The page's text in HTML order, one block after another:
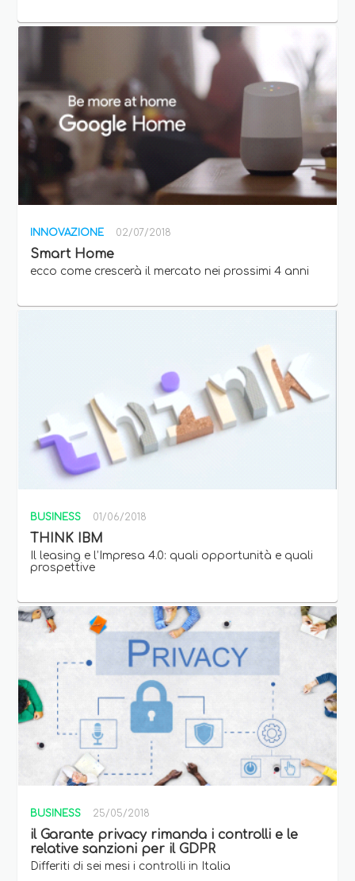
INNOVAZIONE 02/07/2018
Smart Home
ecco come crescerà il mercato nei prossimi 4 anni
BUSINESS 01/06/2018
THINK IBM
Il leasing e l’Impresa 4.0: quali opportunità e quali
prospettive
BUSINESS 25/05/2018
il Garante privacy rimanda i controlli e le
relative sanzioni per il GDPR
Differiti di sei mesi i controlli in Italia